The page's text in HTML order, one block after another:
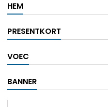
HEM
PRESENTKORT
VOEC
BANNER